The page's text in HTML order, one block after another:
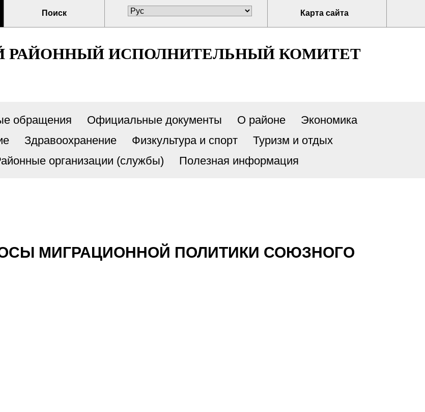
Поиск Карта сайта
РАЙОННЫЙ ИСПОЛНИТЕЛЬНЫЙ КОМИТЕТ
обращения Официальные документы О районе
Экономика
Здравоохранение Физкультура и спорт
Туризм и отдых
организации (службы) Полезная информация
МИГРАЦИОННОЙ ПОЛИТИКИ СОЮЗНОГО